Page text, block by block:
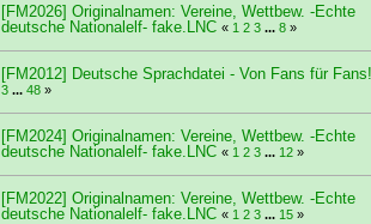
[FM2026] Originalnamen: Vereine, Wettbew. -Echte
deutsche Nationalelf- fake.LNC « 1 2 3 ... 8»
[FM2012] Deutsche Sprachdatei - Von Fans für Fans!
3 ... 48»
[FM2024] Originalnamen: Vereine, Wettbew. -Echte
deutsche Nationalelf- fake.LNC « 1 2 3 ... 12»
[FM2022] Originalnamen: Vereine, Wettbew. -Echte
deutsche Nationalelf- fake.LNC « 1 2 3 ... 15»